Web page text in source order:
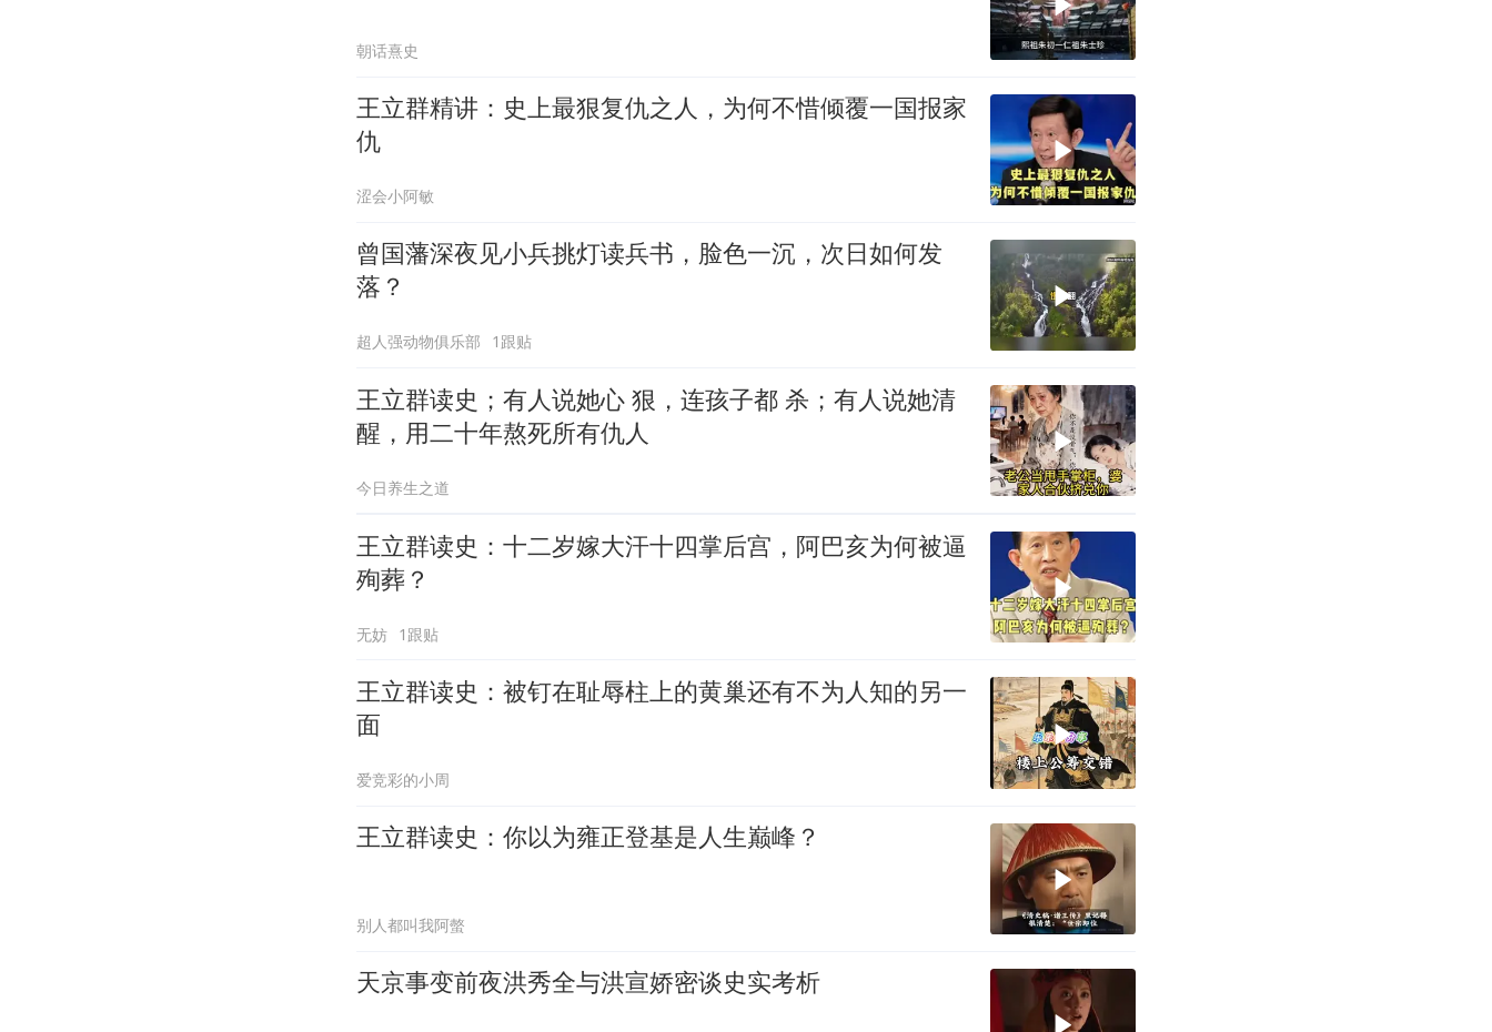
朝话熹史
王立群精讲：史上最狠复仇之人，为何不惜倾覆一国报家
仇
涩会小阿敏
曾国藩深夜见小兵挑灯读兵书，脸色一沉，次日如何发
落？
超人强动物俱乐部 1跟贴
王立群读史；有人说她心 狠，连孩子都 杀；有人说她清
醒，用二十年熬死所有仇人
今日养生之道
王立群读史：十二岁嫁大汗十四掌后宫，阿巴亥为何被逼
殉葬？
无妨 1跟贴
王立群读史：被钉在耻辱柱上的黄巢还有不为人知的另一
面
爱竞彩的小周
王立群读史：你以为雍正登基是人生巅峰？
别人都叫我阿螫
天京事变前夜洪秀全与洪宣娇密谈史实考析